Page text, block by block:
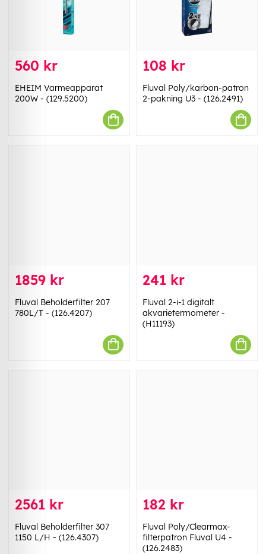
560 kr
EHEIM Varmeapparat
200W - (129.5200)
108 kr
Fluval Poly/karbon-patron
2-pakning U3 - (126.2491)
1859 kr
Fluval Beholderfilter 207
780L/T - (126.4207)
241 kr
Fluval 2-i-1 digitalt
akvarietermometer -
(H11193)
2561 kr
Fluval Beholderfilter 307
1150 L/H - (126.4307)
182 kr
Fluval Poly/Clearmax-
filterpatron Fluval U4 -
(126.2483)